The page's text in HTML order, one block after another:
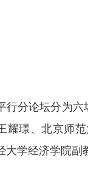
行分论坛分为
耀璟、北京师
大学经济学院副